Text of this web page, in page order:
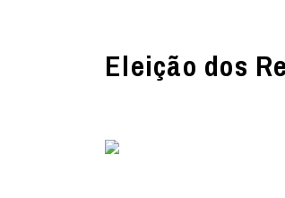
Eleição dos